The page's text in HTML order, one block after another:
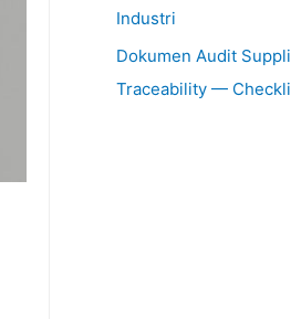
Industri
Dokumen Audit
Traceability —